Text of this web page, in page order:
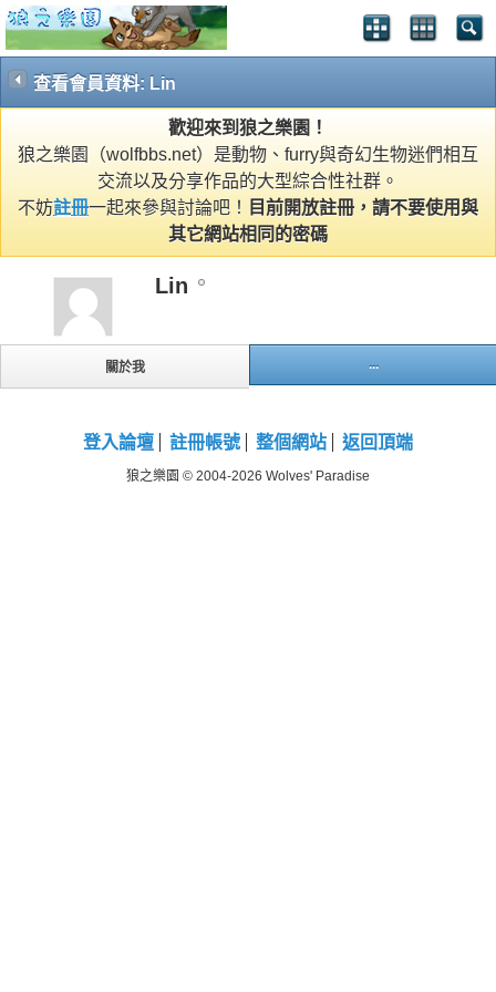
查看會員資料: Lin
歡迎來到狼之樂園！
狼之樂園（wolfbbs.net）是動物、furry與奇幻生物迷們相互
交流以及分享作品的大型綜合性社群。
不妨註冊一起來參與討論吧！
目前開放註冊，請不要使用與
其它網站相同的密碼
Lin
關於我 ...
登入論壇 註冊帳號 整個網站 返回頂端
狼之樂園 © 2004-2026 Wolves' Paradise